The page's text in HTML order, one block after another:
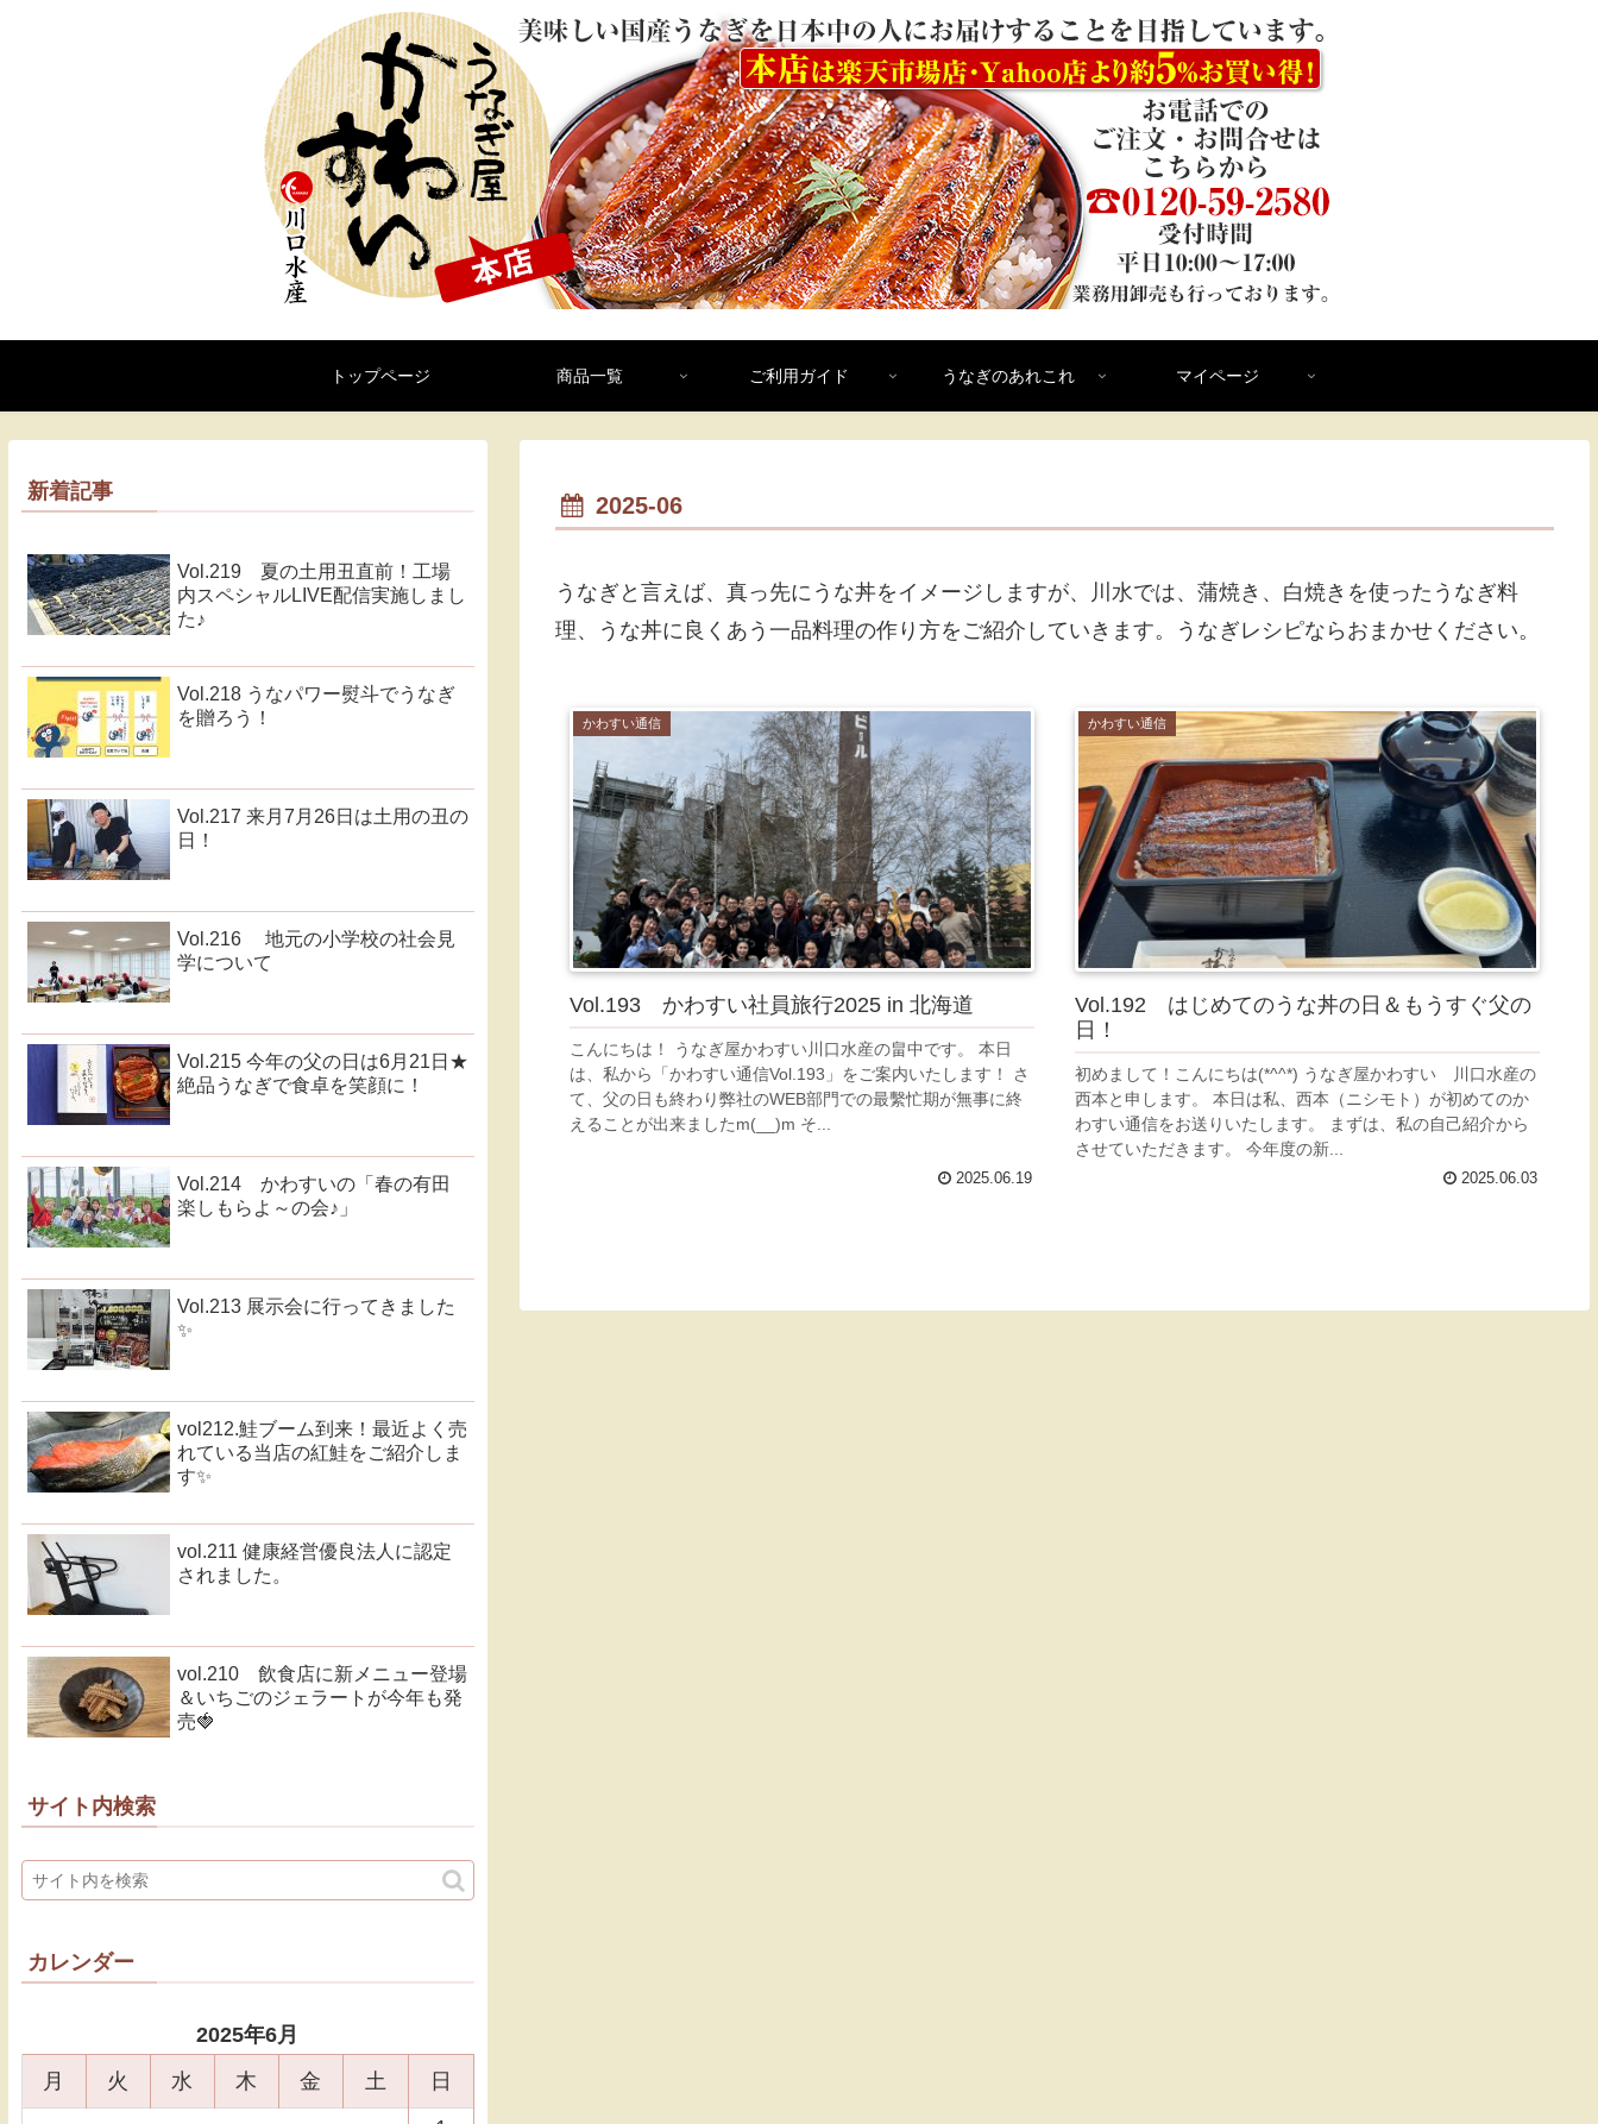
トップページ 商品一覧 ご利用ガイド うなぎのあれこれ マイページ
2025-06
うなぎと言えば、真っ先にうな丼をイメージしますが、川水では、蒲焼き、白焼きを使ったうなぎ料
理、うな丼に良くあう一品料理の作り方をご紹介していきます。うなぎレシピならおまかせください。
かわすい通信
Vol.193 かわすい社員旅行2025 in 北海道
こんにちは！ うなぎ屋かわすい川口水産の畠中です。 本日
は、私から「かわすい通信Vol.193」をご案内いたします！ さ
て、父の日も終わり弊社のWEB部門での最繫忙期が無事に終
えることが出来ましたm(__)m そ...
2025.06.19
かわすい通信
Vol.192 はじめてのうな丼の日＆もうすぐ父の
日！
初めまして！こんにちは(*^^*) うなぎ屋かわすい 川口水産の
西本と申します。 本日は私、西本（ニシモト）が初めてのか
わすい通信をお送りいたします。 まずは、私の自己紹介から
させていただきます。 今年度の新...
2025.06.03
新着記事
Vol.219 夏の土用丑直前！工場
内スペシャルLIVE配信実施しまし
た♪
Vol.218 うなパワー熨斗でうなぎ
を贈ろう！
Vol.217 来月7月26日は土用の丑の
日！
Vol.216 地元の小学校の社会見
学について
Vol.215 今年の父の日は6月21日★
絶品うなぎで食卓を笑顔に！
Vol.214 かわすいの「春の有田
楽しもらよ～の会♪」
Vol.213 展示会に行ってきました
✨
vol212.鮭ブーム到来！最近よく売
れている当店の紅鮭をご紹介しま
す✨
vol.211 健康経営優良法人に認定
されました。
vol.210 飲食店に新メニュー登場
＆いちごのジェラートが今年も発
売🍓
サイト内検索
カレンダー
2025年6月
月
火 水 木 金 土
日